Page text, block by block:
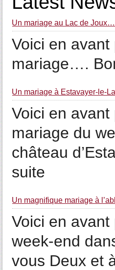
Un mariage au Lac de Joux…
Voici en
mariage….
Un mariage à Estavayer-le-
Voici en
mariage du
château
suite
Un magnifique mariage à
Voici en
week-end
vous Deux et